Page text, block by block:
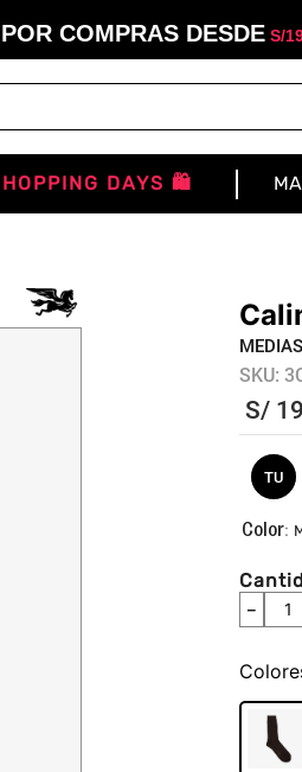
POR COMPRAS DESDES/
DAYS 🛍️
SKU:
S/ 19
TU
:
－